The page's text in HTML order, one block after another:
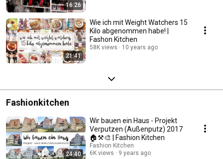
16:26
21:41
Wie ich mit Weight Watchers 15
Kilo abgenommen habe! |
Fashon Kitchen
58K views 10 years ago
Fashionkitchen
24:40
Wir bauen ein Haus - Projekt
Verputzen (Außenputz) 2017
🏠⚒🎨 | Fashion Kitchen
Fashion Kitchen
6K views
9 years ago